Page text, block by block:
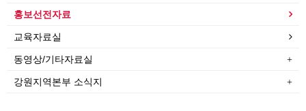
홍보선전자료
교육자료실
동영상/기타자료실
강원지역본부 소식지